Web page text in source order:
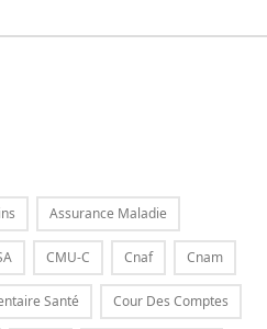
Assurance Maladie
CMU-C Cnaf Cnam
Santé Cour Des Comptes